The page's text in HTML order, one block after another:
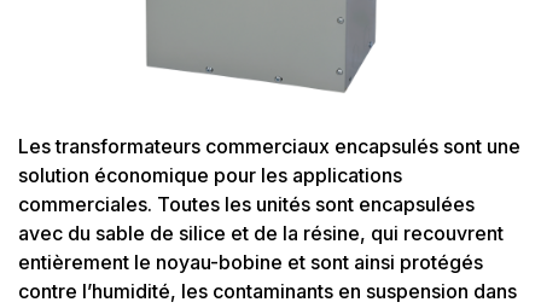
Les transformateurs commerciaux encapsulés sont une
solution économique pour les applications
commerciales. Toutes les unités sont encapsulées
avec du sable de silice et de la résine, qui recouvrent
entièrement le noyau-bobine et sont ainsi protégés
contre l’humidité, les contaminants en suspension dans